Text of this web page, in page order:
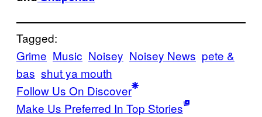
Tagged:
Grime Music Noisey Noisey News pete &
bas shut ya mouth
Follow Us On Discover
Make Us Preferred In Top Stories